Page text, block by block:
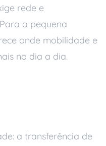
rede e
a pequena
onde mobilidade e
no dia a dia.
a transferência de